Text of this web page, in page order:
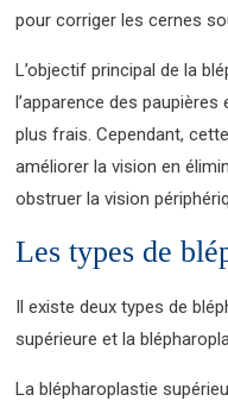
pour corriger les cernes
L’objectif principal de la
l’apparence des
plus frais. Cependant,
améliorer la vision en
obstruer la vision
Les types de
Il existe deux types de
supérieure et la
La blépharoplastie